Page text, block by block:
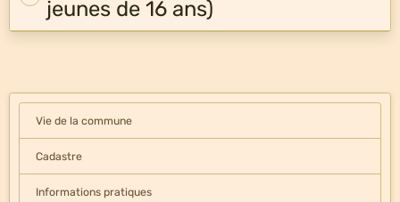
jeunes de 16 ans)
Vie de la commune
Cadastre
Informations pratiques